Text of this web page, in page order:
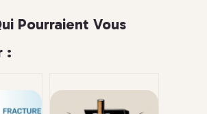
Pourraient Vous
: